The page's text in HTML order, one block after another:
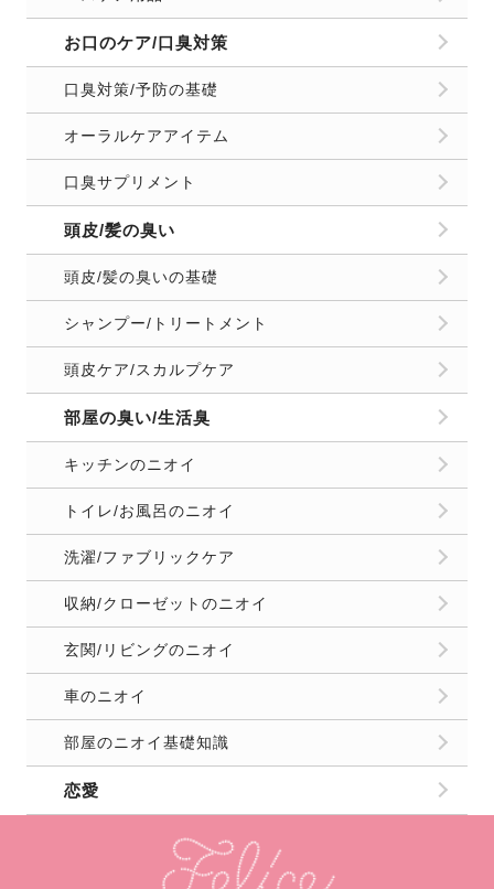
お口のケア/口臭対策
口臭対策/予防の基礎
オーラルケアアイテム
口臭サプリメント
頭皮/髪の臭い
頭皮/髪の臭いの基礎
シャンプー/トリートメント
頭皮ケア/スカルプケア
部屋の臭い/生活臭
キッチンのニオイ
トイレ/お風呂のニオイ
洗濯/ファブリックケア
収納/クローゼットのニオイ
玄関/リビングのニオイ
車のニオイ
部屋のニオイ基礎知識
恋愛